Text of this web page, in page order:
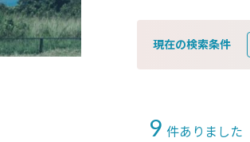
現在の検索条件
9 件ありました